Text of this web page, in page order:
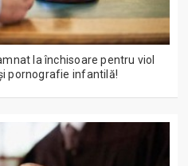
la închisoare pentru viol
pornografie infantilă!